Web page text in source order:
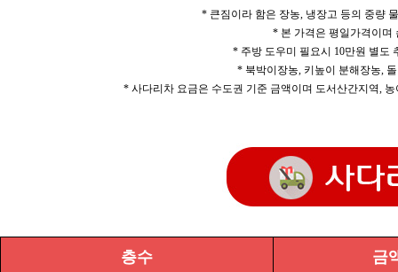
* 큰짐이라 함은 장농, 냉장고 등의 중량
* 본 가격은 평일가격이며
* 주방 도우미 필요시 10만원 별도
* 북박이장농, 키높이 분해장농,
* 사다리차 요금은 수도권 기준 금액이며 도서산간지역,
층수 금